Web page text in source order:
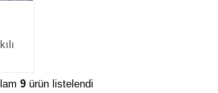
9ürün listelendi